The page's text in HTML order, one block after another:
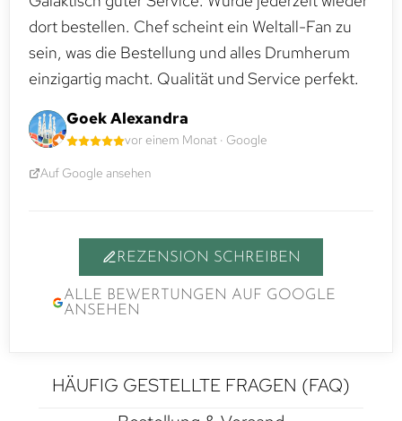
dort bestellen. Chef scheint ein Weltall-Fan zu
sein, was die Bestellung und alles Drumherum
einzigartig macht. Qualität und Service perfekt.
Goek Alexandra
vor einem Monat · Google
Auf Google ansehen
REZENSION SCHREIBEN
ALLE BEWERTUNGEN AUF GOOGLE
ANSEHEN
HÄUFIG GESTELLTE FRAGEN (FAQ)